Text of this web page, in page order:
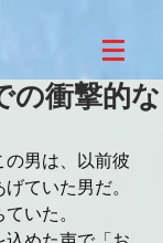
の衝撃的な
男は、以前彼
ていた男だ。
いた。